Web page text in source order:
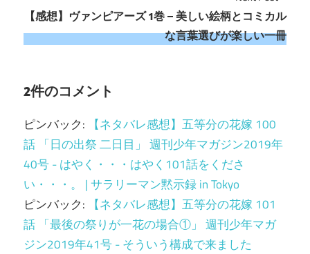
ビ
ゲ
シ
ョ
ン
【感想】ヴァンピアーズ 1巻 – 美しい絵柄とコミカル
な言葉選びが楽しい一冊
2件のコメント
ピンバック: 【ネタバレ感想】五等分の花嫁 100
話 「日の出祭 二日目」 週刊少年マガジン2019年
40号 - はやく・・・はやく101話をくださ
い・・・。 | サラリーマン黙示録 in Tokyo
ピンバック: 【ネタバレ感想】五等分の花嫁 101
話 「最後の祭りが一花の場合①」 週刊少年マガ
ジン2019年41号 - そういう構成で来ました